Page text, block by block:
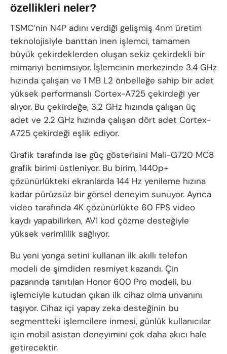
özellikleri neler?
TSMC’nin N4P adını verdiği gelişmiş 4nm üretim
teknolojisiyle banttan inen işlemci, tamamen
büyük çekirdeklerden oluşan sekiz çekirdekli bir
mimariyi benimsiyor. İşlemcinin merkezinde 3.4 GHz
hızında çalışan ve 1 MB L2 önbelleğe sahip bir adet
yüksek performanslı Cortex-A725 çekirdeği yer
alıyor. Bu çekirdeğe, 3.2 GHz hızında çalışan üç
adet ve 2.2 GHz hızında çalışan dört adet Cortex-
A725 çekirdeği eşlik ediyor.
Grafik tarafında ise güç gösterisini Mali-G720 MC8
grafik birimi üstleniyor. Bu birim, 1440p+
çözünürlükteki ekranlarda 144 Hz yenileme hızına
kadar pürüzsüz bir görsel deneyim sunuyor. Ayrıca
video tarafında 4K çözünürlükte 60 FPS video
kaydı yapabilirken, AV1 kod çözme desteğiyle
yüksek verimlilik sağlıyor.
Bu yeni yonga setini kullanan ilk akıllı telefon
modeli de şimdiden resmiyet kazandı. Çin
pazarında tanıtılan Honor 600 Pro modeli, bu
işlemciyle kutudan çıkan ilk cihaz olma unvanını
taşıyor. Cihaz içi yapay zeka desteğinin bu
segmentteki işlemcilere inmesi, günlük kullanıcılar
için mobil asistan deneyimini çok daha akıcı hale
getirecektir.